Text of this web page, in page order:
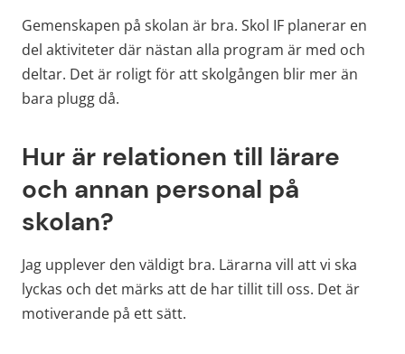
Gemenskapen på skolan är bra. Skol IF planerar en
del aktiviteter där nästan alla program är med och
deltar. Det är roligt för att skolgången blir mer än
bara plugg då.
Hur är relationen till lärare
och annan personal på
skolan?
Jag upplever den väldigt bra. Lärarna vill att vi ska
lyckas och det märks att de har tillit till oss. Det är
motiverande på ett sätt.